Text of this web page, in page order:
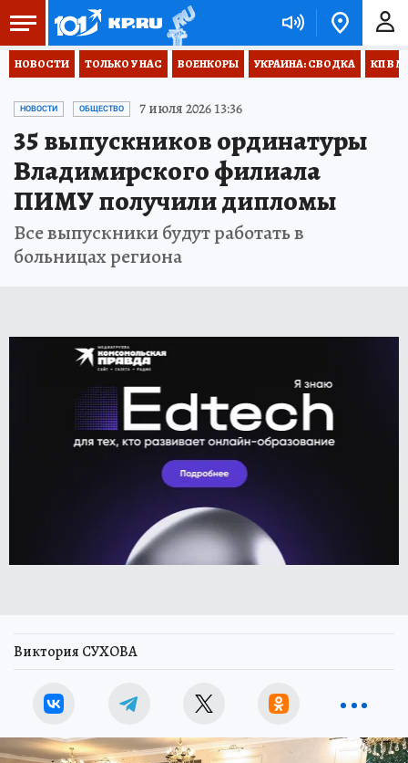
НОВОСТИ ТОЛЬКО У НАС ВОЕНКОРЫ УКРАИНА: СВОДКА КП В
НОВОСТИ ОБЩЕСТВО 7 июля 2026 13:36
35 выпускников ординатуры
Владимирского филиала
ПИМУ получили дипломы
Все выпускники будут работать в
больницах региона
Виктория СУХОВА